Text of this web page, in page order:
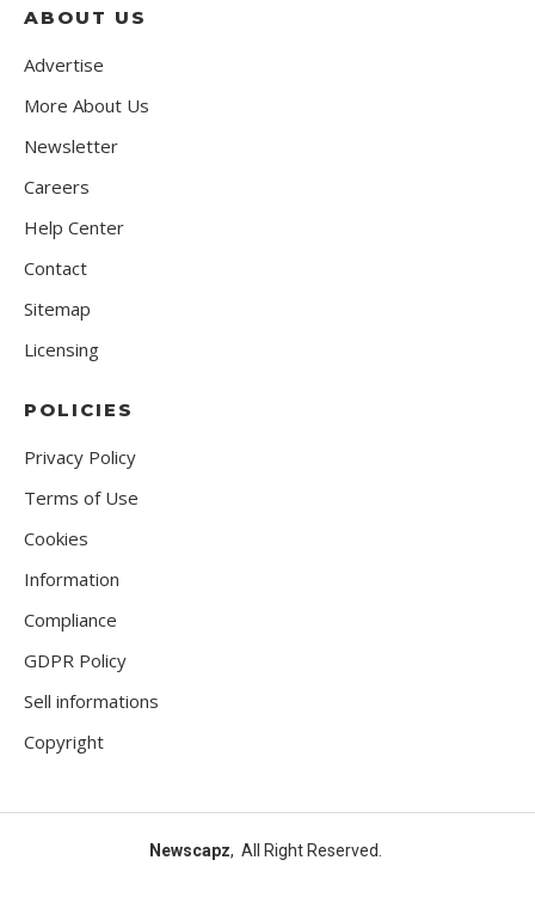
ABOUT US
Advertise
More About Us
Newsletter
Careers
Help Center
Contact
Sitemap
Licensing
POLICIES
Privacy Policy
Terms of Use
Cookies
Information
Compliance
GDPR Policy
Sell informations
Copyright
Newscapz, All Right Reserved.